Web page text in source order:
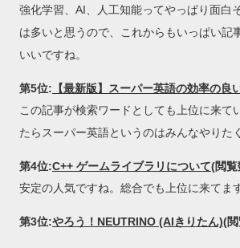
強化学習、AI、人工知能ってやっぱり面白
は多いと思うので、これからもいっぱい記
いいですね。
第5位: 【最新版】スーパー英語の効率の良
この記事が検索ワードとしても上位に来て
たらスーパー英語というのはみんなやりた
第4位:C++ ゲームライブラリについて(閲覧
安定の人気ですね。総合でも上位に来てます
第3位:やろう！NEUTRINO (AIきりたん)(